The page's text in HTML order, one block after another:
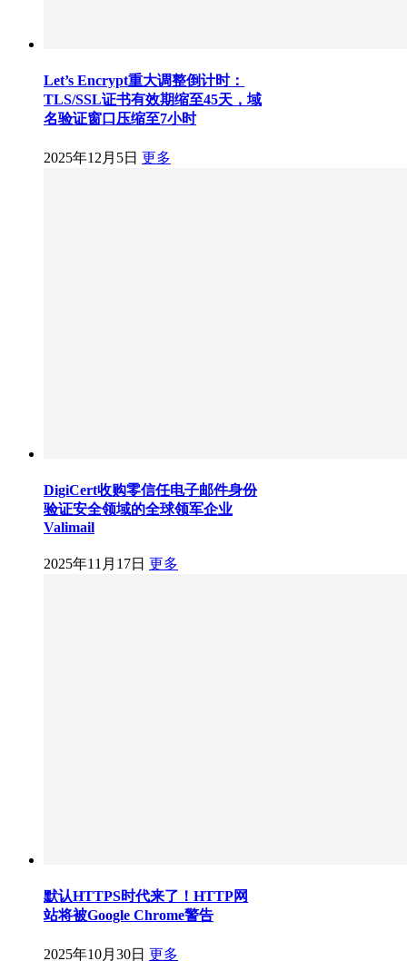
Let’s Encrypt重大调整倒计时：
TLS/SSL证书有效期缩至45天，域
名验证窗口压缩至7小时
2025年12月5日 更多
DigiCert收购零信任电子邮件身份
验证安全领域的全球领军企业
Valimail
2025年11月17日 更多
默认HTTPS时代来了！HTTP网
站将被Google Chrome警告
2025年10月30日 更多